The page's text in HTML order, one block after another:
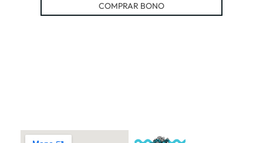
COMPRAR BONO